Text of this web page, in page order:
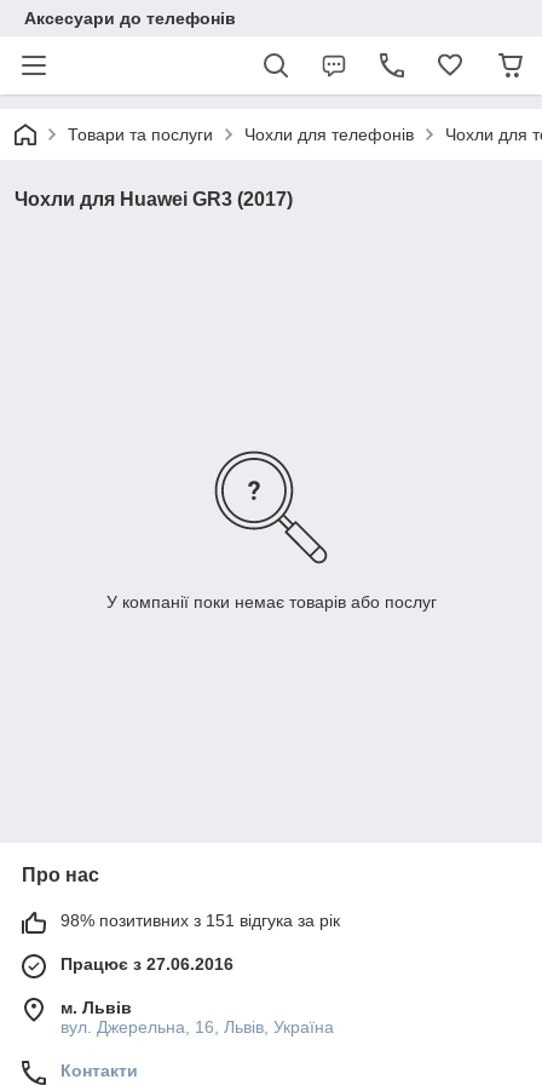
Аксесуари до телефонів
Товари та послуги Чохли для телефонів Чохли для
Чохли для Huawei GR3 (2017)
У компанії поки немає товарів або послуг
Про нас
98% позитивних з 151 відгука за рік
Працює з 27.06.2016
м. Львів
вул. Джерельна, 16, Львів, Україна
Контакти